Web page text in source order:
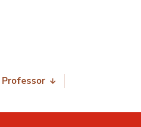
Professor